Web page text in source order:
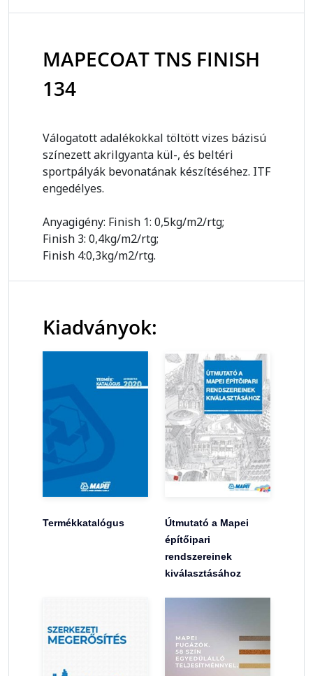
MAPECOAT TNS FINISH
134
Válogatott adalékokkal töltött vizes bázisú
színezett akrilgyanta kül-, és beltéri
sportpályák bevonatának készítéséhez. ITF
engedélyes.
Anyagigény: Finish 1: 0,5kg/m2/rtg;
Finish 3: 0,4kg/m2/rtg;
Finish 4:0,3kg/m2/rtg.
Kiadványok:
Termékkatalógus
Útmutató a Mapei
építőipari
rendszereinek
kiválasztásához